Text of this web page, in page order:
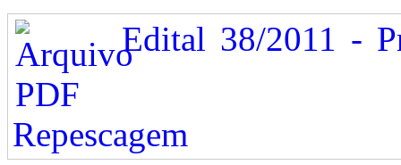
Edital 38/2011 -
Repescagem